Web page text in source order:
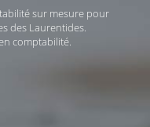
sur mesure pour
des Laurentides.
comptabilité.